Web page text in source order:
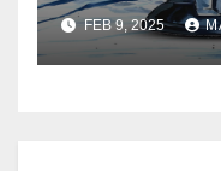
FEB 9, 2025